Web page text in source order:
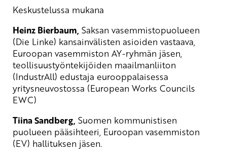
Keskustelussa mukana
Heinz Bierbaum, Saksan vasemmistopuolueen
(Die Linke) kansainvälisten asioiden vastaava,
Euroopan vasemmiston AY-ryhmän jäsen,
teollisuustyöntekijöiden maailmanliiton
(IndustrAll) edustaja eurooppalaisessa
yritysneuvostossa (European Works Councils
EWC)
Tiina Sandberg, Suomen kommunistisen
puolueen pääsihteeri, Euroopan vasemmiston
(EV) hallituksen jäsen.